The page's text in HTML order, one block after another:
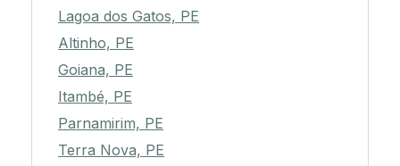
Lagoa dos Gatos, PE
Altinho, PE
Goiana, PE
Itambé, PE
Parnamirim, PE
Terra Nova, PE